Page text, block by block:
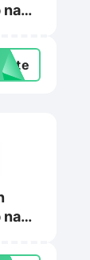
na
exte
na